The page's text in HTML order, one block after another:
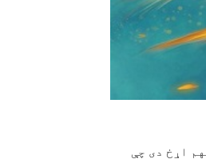
اړخ دی چې